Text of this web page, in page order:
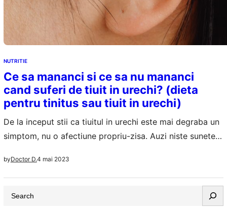
NUTRITIE
Ce sa mananci si ce sa nu mananci
cand suferi de tiuit in urechi? (dieta
pentru tinitus sau tiuit in urechi)
De la inceput stii ca tiuitul in urechi este mai degraba un
simptom, nu o afectiune propriu-zisa. Auzi niste sunete,
De la sunete puternice la unele foarte greu de perceput,
tiuitul in urechi poate fi foarte deranjant si poate sa
apara in ambele urechi…
byDoctor D.4 mai 2023